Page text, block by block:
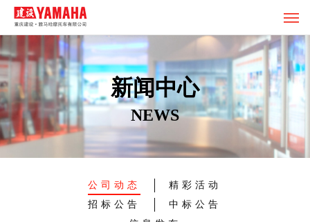
新闻中心
NEWS
公司动态
精彩活动
招标公告
中标公告